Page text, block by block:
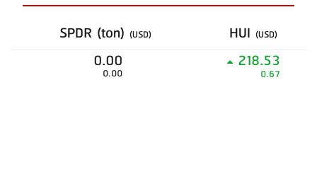
SPDR (ton) (USD) HUI (USD)
0.00
0.00
218.53
0.67